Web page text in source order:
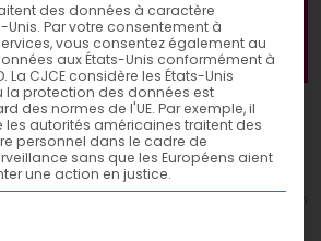
Male,2021
spray paint on canvas
100 x 100 cm
des données à caractère
Unis. Par votre consentement à
vous consentez également au
aux États-Unis conformément à
La CJCE considère les États-Unis
la protection des données est
des normes de l'UE. Par exemple, il
les autorités américaines traitent des
personnel dans le cadre de
sans que les Européens aient
une action en justice.
énumère les groupes de services